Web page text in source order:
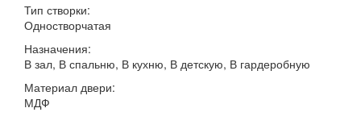
Тип створки:
Одностворчатая
Назначения:
В зал, В спальню, В кухню, В детскую, В гардеробную
Материал двери:
МДФ